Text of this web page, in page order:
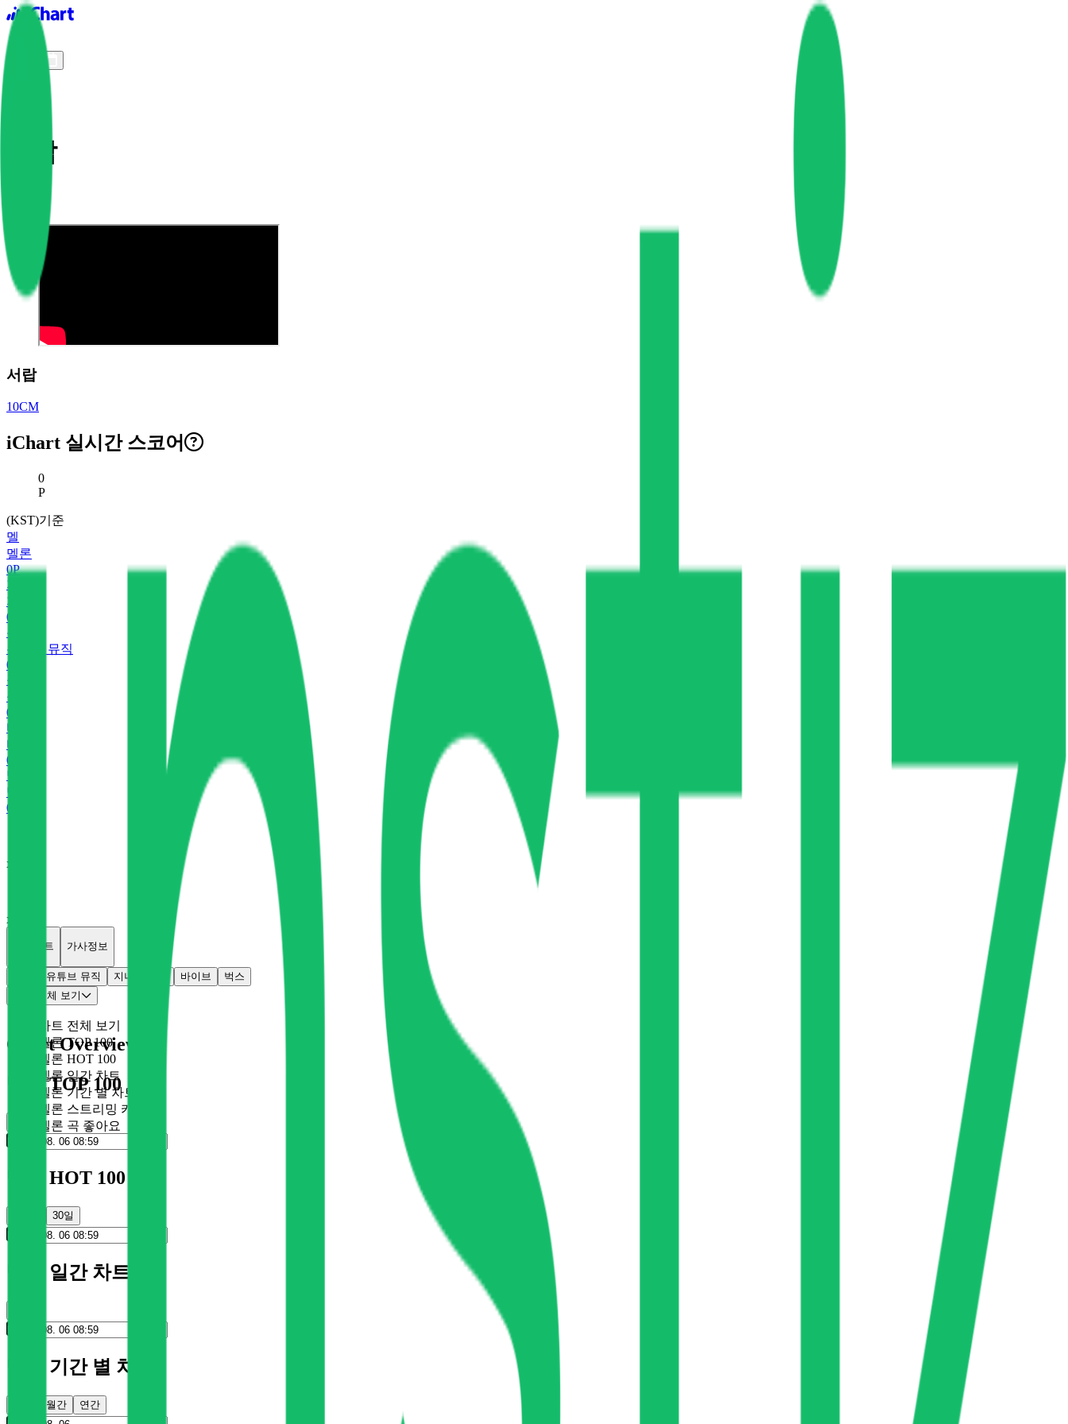
iChart logo
서랍
서랍
10CM
iChart 실시간 스코어
현재 스코어
0
P
(KST)기준
멜
멜론
0P
지
지니
0
유
유튜브 뮤직
0
플
플로
0
바
바이브
0
벅
벅스
0
x
x
개별차트 가사정보
유튜브 뮤직 지니 바이브
벅스
차트 전체 보기
차트 전체 보기
멜론 TOP 100
멜론 HOT 100
멜론 일간 차트
멜론 기간 별 차트
멜론 스트리밍 카드
멜론 곡 좋아요
Chart Overview
멜론 TOP 100
멜론 HOT 100
30일
멜론 일간 차트
멜론 기간 별 차트
월간 연간